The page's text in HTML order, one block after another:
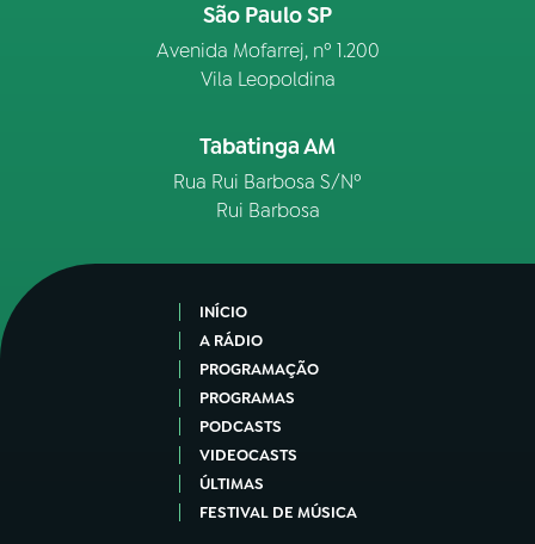
São Paulo SP
Avenida Mofarrej, nº 1.200
Vila Leopoldina
Tabatinga AM
Rua Rui Barbosa S/Nº
Rui Barbosa
INÍCIO
A RÁDIO
PROGRAMAÇÃO
PROGRAMAS
PODCASTS
VIDEOCASTS
ÚLTIMAS
FESTIVAL DE MÚSICA